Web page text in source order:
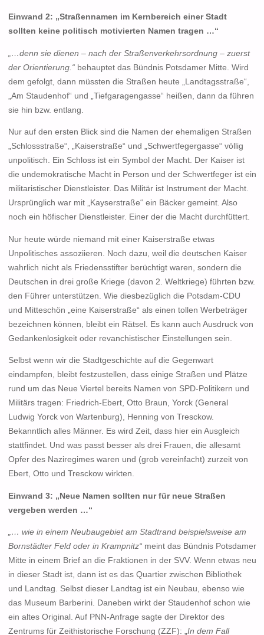
Einwand 2: „Straßennamen im Kernbereich einer Stadt
sollten keine politisch motivierten Namen tragen …“
„…denn sie dienen – nach der Straßenverkehrsordnung – zuerst
der Orientierung.“behauptet das Bündnis Potsdamer Mitte. Wird
dem gefolgt, dann müssten die Straßen heute „Landtagsstraße“,
„Am Staudenhof“ und „Tiefgaragengasse“ heißen, dann da führen
sie hin bzw. entlang.
Nur auf den ersten Blick sind die Namen der ehemaligen Straßen
„Schlossstraße“, „Kaiserstraße“ und „Schwertfegergasse“ völlig
unpolitisch. Ein Schloss ist ein Symbol der Macht. Der Kaiser ist
die undemokratische Macht in Person und der Schwertfeger ist ein
militaristischer Dienstleister. Das Militär ist Instrument der Macht.
Ursprünglich war mit „Kayserstraße“ ein Bäcker gemeint. Also
noch ein höfischer Dienstleister. Einer der die Macht durchfüttert.
Nur heute würde niemand mit einer Kaiserstraße etwas
Unpolitisches assoziieren. Noch dazu, weil die deutschen Kaiser
wahrlich nicht als Friedensstifter berüchtigt waren, sondern die
Deutschen in drei große Kriege (davon 2. Weltkriege) führten bzw.
den Führer unterstützen. Wie diesbezüglich die Potsdam-CDU
und Mitteschön „eine Kaiserstraße“ als einen tollen Werbeträger
bezeichnen können, bleibt ein Rätsel. Es kann auch Ausdruck von
Gedankenlosigkeit oder revanchistischer Einstellungen sein.
Selbst wenn wir die Stadtgeschichte auf die Gegenwart
eindampfen, bleibt festzustellen, dass einige Straßen und Plätze
rund um das Neue Viertel bereits Namen von SPD-Politikern und
Militärs tragen: Friedrich-Ebert, Otto Braun, Yorck (General
Ludwig Yorck von Wartenburg), Henning von Tresckow.
Bekanntlich alles Männer. Es wird Zeit, dass hier ein Ausgleich
stattfindet. Und was passt besser als drei Frauen, die allesamt
Opfer des Naziregimes waren und (grob vereinfacht) zurzeit von
Ebert, Otto und Tresckow wirkten.
Einwand 3: „Neue Namen sollten nur für neue Straßen
vergeben werden …“
„… wie in einem Neubaugebiet am Stadtrand beispielsweise am
Bornstädter Feld oder in Krampnitz“meint das Bündnis Potsdamer
Mitte in einem Brief an die Fraktionen in der SVV. Wenn etwas neu
in dieser Stadt ist, dann ist es das Quartier zwischen Bibliothek
und Landtag. Selbst dieser Landtag ist ein Neubau, ebenso wie
das Museum Barberini. Daneben wirkt der Staudenhof schon wie
ein altes Original. Auf PNN-Anfrage sagte der Direktor des
Zentrums für Zeithistorische Forschung (ZZF): „In dem Fall